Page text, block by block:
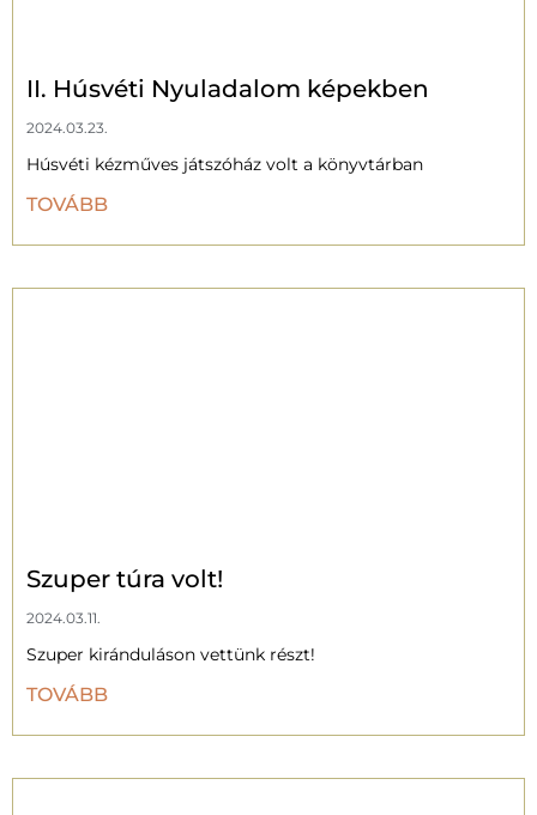
II. Húsvéti Nyuladalom képekben
2024.03.23.
Húsvéti kézműves játszóház volt a könyvtárban
TOVÁBB
Szuper túra volt!
2024.03.11.
Szuper kiránduláson vettünk részt!
TOVÁBB